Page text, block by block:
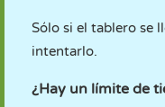
Sólo si el tablero se
intentarlo.
¿Hay un límite de